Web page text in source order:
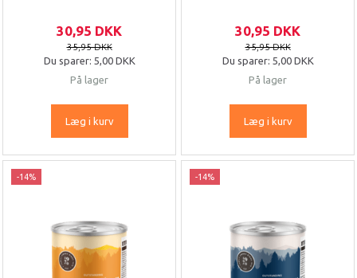
30,95 DKK
35,95 DKK
Du sparer: 5,00 DKK
På lager
Læg i kurv
30,95 DKK
35,95 DKK
Du sparer: 5,00 DKK
På lager
Læg i kurv
-14% -14%